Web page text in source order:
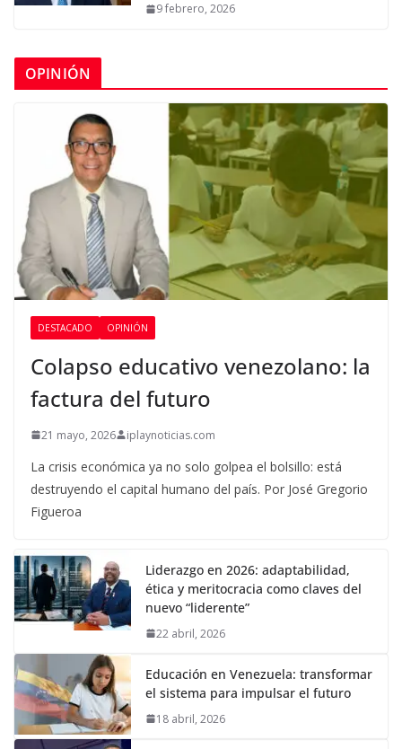
9 febrero, 2026
OPINIÓN
DESTACADO OPINIÓN
Colapso educativo venezolano: la
factura del futuro
21 mayo, 2026 iplaynoticias.com
La crisis económica ya no solo golpea el bolsillo: está
destruyendo el capital humano del país. Por José Gregorio
Figueroa
Liderazgo en 2026: adaptabilidad,
ética y meritocracia como claves del
nuevo “liderente”
22 abril, 2026
Educación en Venezuela: transformar
el sistema para impulsar el futuro
18 abril, 2026